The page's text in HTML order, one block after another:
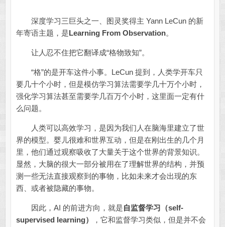
深度学习三巨头之一、图灵奖得主 Yann LeCun 的新
年寄语主题，是Learning From Observation。
让人忍不住把它翻译成“格物致知”。
“格”的是开车这件小事。LeCun 提到，人类学开车只
要几十个小时，但是模仿学习算法需要学几十万个小时，
强化学习算法甚至需要学几百万个小时，这里面一定有什
么问题。
人类可以高效学习，是因为我们人在脑海里建立了世
界的模型。婴儿很难和世界互动，但是在刚出生的几个月
里，他们通过观察吸收了大量关于这个世界的背景知识。
显然，大脑的很大一部分被用在了理解世界的结构，并预
测一些无法直接观察到的事物，比如未来才会出现的东
西、或者被隐藏的事物。
因此，AI 的前进方向，就是自监督学习（self-
supervised learning）
，它和监督学习类似，但是并不会